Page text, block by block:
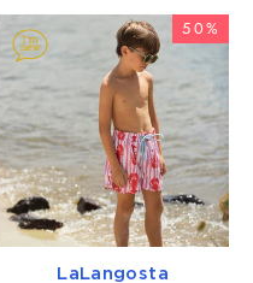
50%
LaLangosta